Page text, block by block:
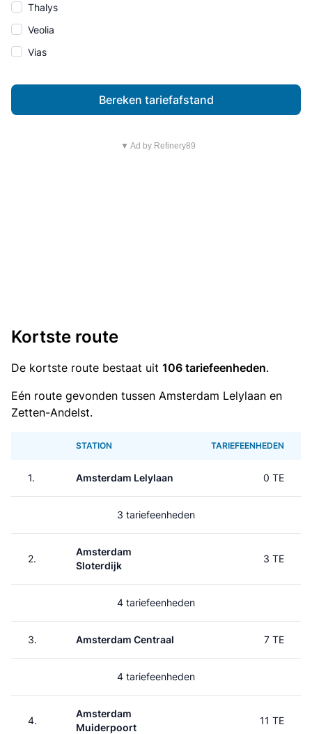
Thalys
Veolia
Vias
Bereken tariefafstand
▼ Ad by Refinery89
Kortste route
De kortste route bestaat uit 106 tariefeenheden.
Eén route gevonden tussen Amsterdam Lelylaan en
Zetten-Andelst.
STATION TARIEFEENHEDEN
1. Amsterdam Lelylaan 0 TE
3 tariefeenheden
2.
Amsterdam
Sloterdijk
3 TE
4 tariefeenheden
3. Amsterdam Centraal 7 TE
4 tariefeenheden
4.
Amsterdam
Muiderpoort
11 TE